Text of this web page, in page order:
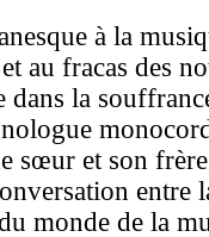
à la
au fracas des
la
sœur et son
entre
monde de la